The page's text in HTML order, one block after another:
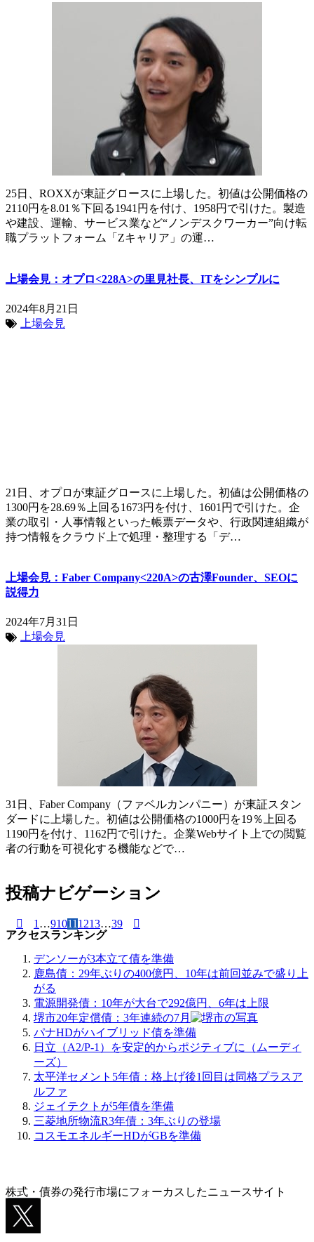
25日、ROXXが東証グロースに上場した。初値は公開価格の
2110円を8.01％下回る1941円を付け、1958円で引けた。製造
や建設、運輸、サービス業など“ノンデスクワーカー”向け転
職プラットフォーム「Zキャリア」の運…
上場会見：オプロ<228A>の里見社長、ITをシンプルに
2024年8月21日
上場会見
21日、オプロが東証グロースに上場した。初値は公開価格の
1300円を28.69％上回る1673円を付け、1601円で引けた。企
業の取引・人事情報といった帳票データや、行政関連組織が
持つ情報をクラウド上で処理・整理する「デ…
上場会見：Faber Company<220A>の古澤Founder、SEOに
説得力
2024年7月31日
上場会見
31日、Faber Company（ファベルカンパニー）が東証スタン
ダードに上場した。初値は公開価格の1000円を19％上回る
1190円を付け、1162円で引けた。企業Webサイト上での閲覧
者の行動を可視化する機能などで…
投稿ナビゲーション
1 …91011 1213…39
アクセスランキング
デンソーが3本立て債を準備
鹿島債：29年ぶりの400億円、10年は前回並みで盛り上
がる
電源開発債：10年が大台で292億円、6年は上限
堺市20年定償債：3年連続の7月
パナHDがハイブリッド債を準備
日立（A2/P-1）を安定的からポジティブに（ムーディ
ーズ）
太平洋セメント5年債：格上げ後1回目は同格プラスア
ルファ
ジェイテクトが5年債を準備
三菱地所物流R3年債：3年ぶりの登場
コスモエネルギーHDがGBを準備
株式・債券の発行市場にフォーカスしたニュースサイト